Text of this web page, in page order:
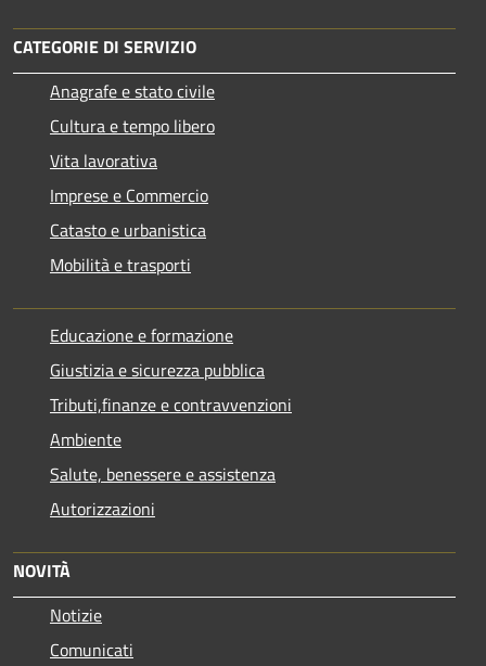
CATEGORIE DI SERVIZIO
Anagrafe e stato civile
Cultura e tempo libero
Vita lavorativa
Imprese e Commercio
Catasto e urbanistica
Mobilità e trasporti
Educazione e formazione
Giustizia e sicurezza pubblica
Tributi,finanze e contravvenzioni
Ambiente
Salute, benessere e assistenza
Autorizzazioni
NOVITÀ
Notizie
Comunicati